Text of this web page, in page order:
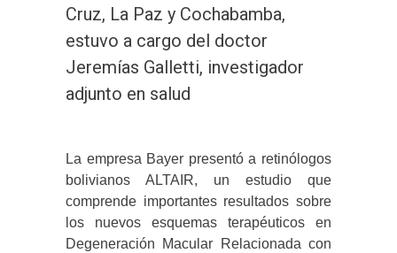
Cruz, La Paz y Cochabamba,
estuvo a cargo del doctor
Jeremías Galletti, investigador
adjunto en salud
La empresa Bayer presentó a retinólogos
bolivianos ALTAIR, un estudio que
comprende importantes resultados sobre
los nuevos esquemas terapéuticos en
Degeneración Macular Relacionada con